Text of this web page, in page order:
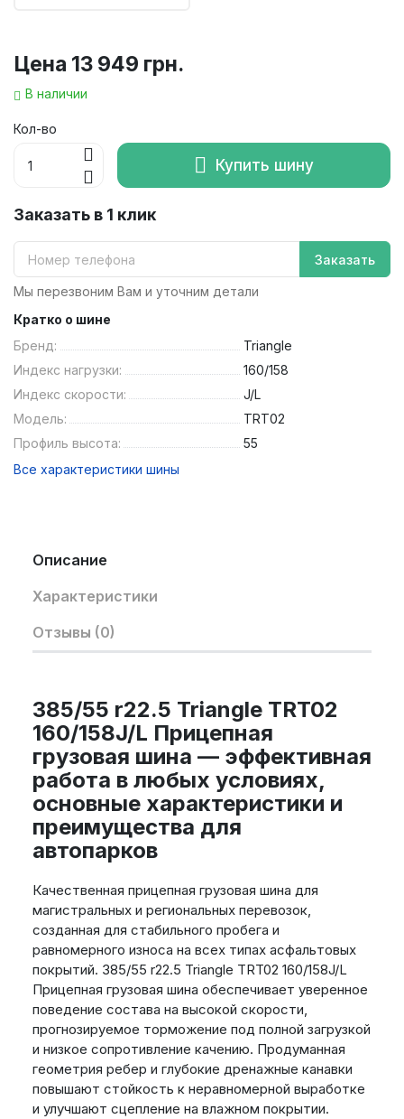
Цена 13 949 грн.
В наличии
Кол-во
Купить шину
Заказать в 1 клик
Заказать
Мы перезвоним Вам и уточним детали
Кратко о шине
Бренд:
Triangle
Индекс нагрузки:
160/158
Индекс скорости:
J/L
Модель:
TRT02
Профиль высота:
55
Все характеристики шины
Описание
Характеристики
Отзывы (0)
385/55 r22.5 Triangle TRT02
160/158J/L Прицепная
грузовая шина — эффективная
работа в любых условиях,
основные характеристики и
преимущества для
автопарков
Качественная прицепная грузовая шина для
магистральных и региональных перевозок,
созданная для стабильного пробега и
равномерного износа на всех типах асфальтовых
покрытий. 385/55 r22.5 Triangle TRT02 160/158J/L
Прицепная грузовая шина обеспечивает уверенное
поведение состава на высокой скорости,
прогнозируемое торможение под полной загрузкой
и низкое сопротивление качению. Продуманная
геометрия ребер и глубокие дренажные канавки
повышают стойкость к неравномерной выработке
и улучшают сцепление на влажном покрытии.